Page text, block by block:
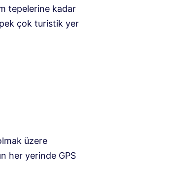
tepelerine kadar
çok turistik yer
üzere
her yerinde GPS